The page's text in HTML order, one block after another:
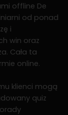
offline De
od ponad
i
win oraz
Cała ta
online.
klienci mogą
quiz